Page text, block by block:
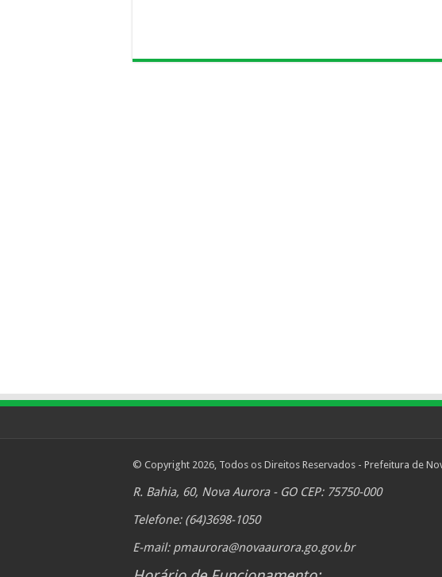
© Copyright 2026, Todos os Direitos Reservados - Prefeitura de
R. Bahia, 60, Nova Aurora - GO CEP: 75750-000
Telefone: (64)3698-1050
E-mail: pmaurora@novaaurora.go.gov.br